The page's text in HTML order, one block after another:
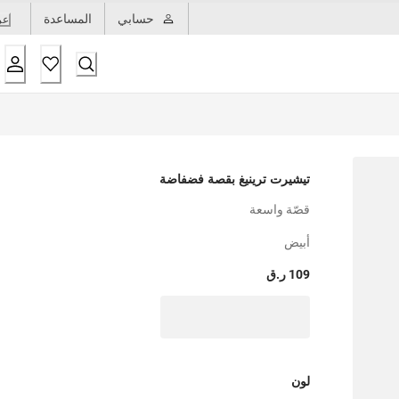
حسابي المساعدة
تيشيرت ترينيغ بقصة فضفاضة
قصّة واسعة
أبيض
109 ر.ق
لون